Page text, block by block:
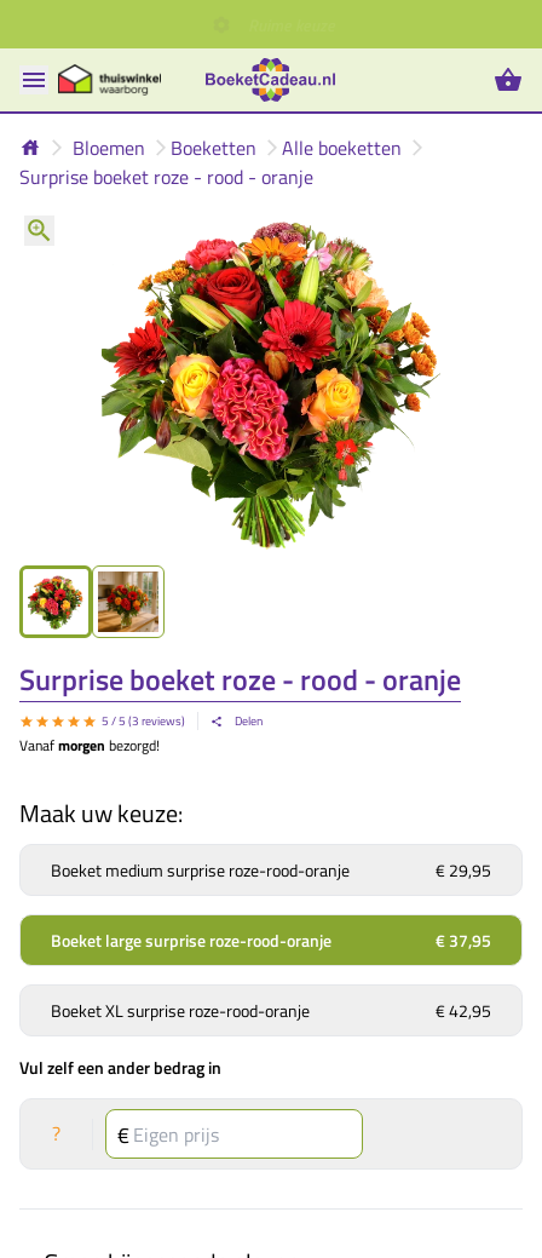
Bloemen Boeketten
Alle boeketten
Surprise boeket roze - rood - oranje
Surprise boeket roze - rood - oranje
5 / 5 (3 reviews) Delen
Vanafmorgen bezorgd!
Maak uw keuze:
Boeket medium surprise roze-rood-oranje € 29,95
Boeket large surprise roze-rood-oranje € 37,95
Boeket XL surprise roze-rood-oranje € 42,95
Vul zelf een ander bedrag in
?